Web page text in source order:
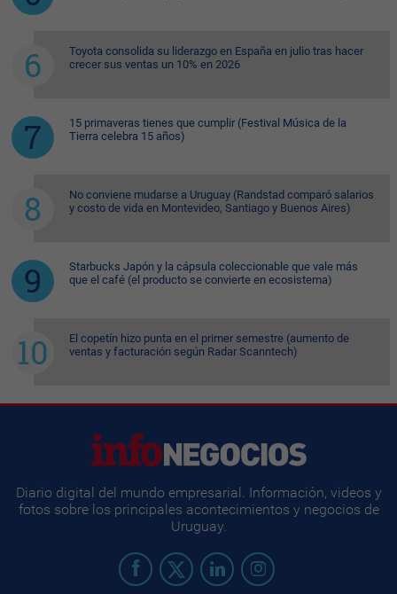
Toyota consolida su liderazgo en España en julio tras hacer
crecer sus ventas un 10% en 2026
15 primaveras tienes que cumplir (Festival Música de la
Tierra celebra 15 años)
No conviene mudarse a Uruguay (Randstad comparó salarios
y costo de vida en Montevideo, Santiago y Buenos Aires)
Starbucks Japón y la cápsula coleccionable que vale más
que el café (el producto se convierte en ecosistema)
El copetín hizo punta en el primer semestre (aumento de
ventas y facturación según Radar Scanntech)
Diario digital del mundo empresarial. Información, videos y
fotos sobre los principales acontecimientos y negocios de
Uruguay.